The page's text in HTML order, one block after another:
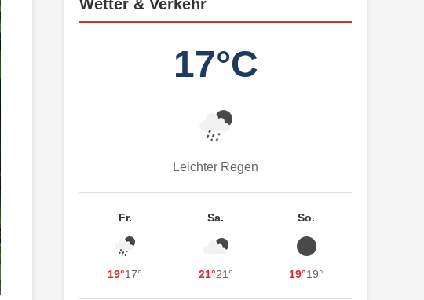
Wetter & Verkehr
17°C
Leichter Regen
Fr.
19°17°
Sa.
21°21°
So.
19°19°